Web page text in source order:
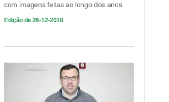
com imagens feitas ao longo dos anos
Edição de 26-12-2018